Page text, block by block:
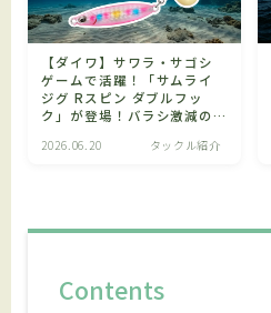
【ダイワ】サワラ・サゴシ
ゲームで活躍！「サムライ
ジグ Rスピン ダブルフッ
ク」が登場！バラシ激減の
2026.06.20 タックル紹介
Contents